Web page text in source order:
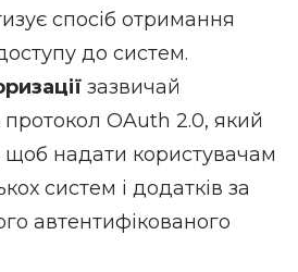
спосіб отримання
до систем.
зазвичай
OAuth 2.0, який
щоб надати користувачам
систем і додатків за
автентифікованого